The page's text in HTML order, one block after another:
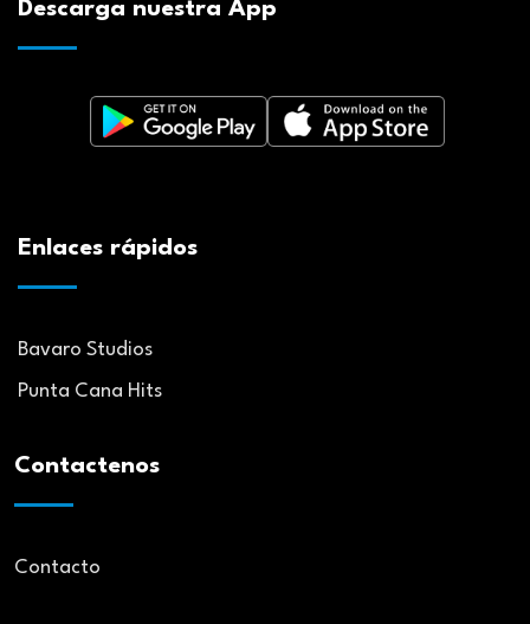
Descarga nuestra App
Enlaces rápidos
Bavaro Studios
Punta Cana Hits
Contactenos
Contacto